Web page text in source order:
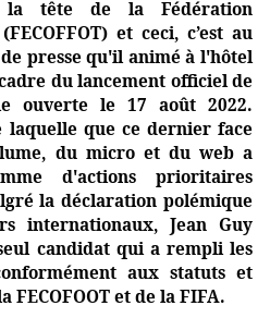
la tête de la Fédération
et ceci, c’est au
presse qu'il animé à l'hôtel
du lancement officiel de
ouverte le 17 août 2022.
laquelle que ce dernier face
du micro et du web a
d'actions prioritaires
la déclaration polémique
internationaux, Jean Guy
candidat qui a rempli les
aux statuts et
et de la FIFA.